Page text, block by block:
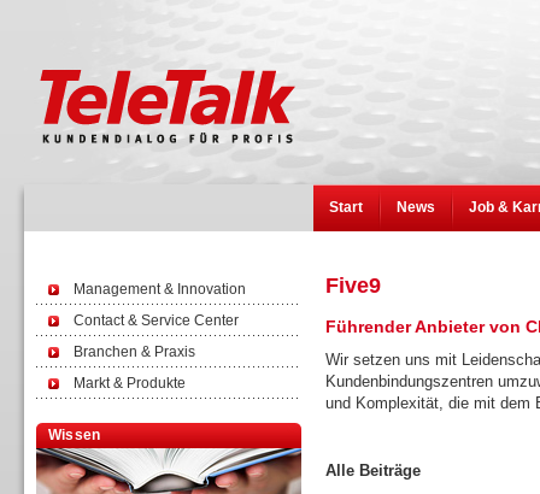
Start News Job &
Management & Innovation
Contact & Service Center
Branchen & Praxis
Markt & Produkte
Wissen
Five9
Führender Anbieter von
Wir setzen uns mit
Kundenbindungszentren
und Komplexität, die mit dem
Alle Beiträge